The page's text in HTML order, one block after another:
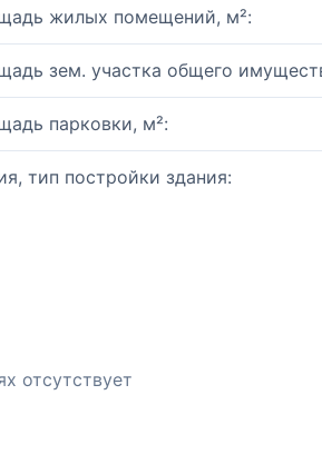
жилых помещений, м²:
зем. участка общего
парковки, м²:
тип постройки здания:
отсутствует